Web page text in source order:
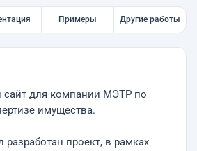
Примеры Другие работы
сайт для компании МЭТР по
имущества.
проект, в рамках